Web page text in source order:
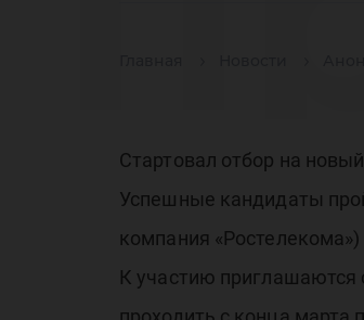
Стартовал отбор на
Успешные кандидаты
компания
К участию приглашаются